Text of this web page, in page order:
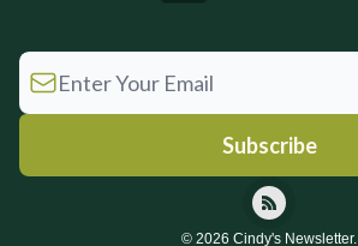
© 2026 Cindy's Newsletter.